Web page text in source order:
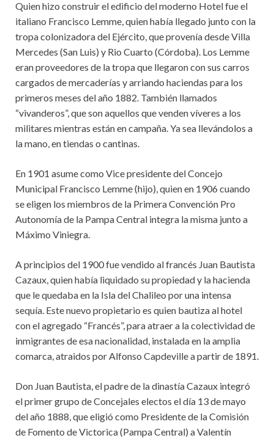
Quien hizo construir el edificio del moderno Hotel fue el
italiano Francisco Lemme, quien había llegado junto con la
tropa colonizadora del Ejército, que provenía desde Villa
Mercedes (San Luis) y Rio Cuarto (Córdoba). Los Lemme
eran proveedores de la tropa que llegaron con sus carros
cargados de mercaderías y arriando haciendas para los
primeros meses del año 1882. También llamados
“vivanderos”, que son aquellos que venden víveres a los
militares mientras están en campaña. Ya sea llevándolos a
la mano, en tiendas o cantinas.
En 1901 asume como Vice presidente del Concejo
Municipal Francisco Lemme (hijo), quien en 1906 cuando
se eligen los miembros de la Primera Convención Pro
Autonomía de la Pampa Central integra la misma junto a
Máximo Viniegra.
A principios del 1900 fue vendido al francés Juan Bautista
Cazaux, quien había liquidado su propiedad y la hacienda
que le quedaba en la Isla del Chalileo por una intensa
sequía. Este nuevo propietario es quien bautiza al hotel
con el agregado “Francés”, para atraer a la colectividad de
inmigrantes de esa nacionalidad, instalada en la amplia
comarca, atraidos por Alfonso Capdeville a partir de 1891.
Don Juan Bautista, el padre de la dinastía Cazaux integró
el primer grupo de Concejales electos el día 13 de mayo
del año 1888, que eligió como Presidente de la Comisión
de Fomento de Victorica (Pampa Central) a Valentín